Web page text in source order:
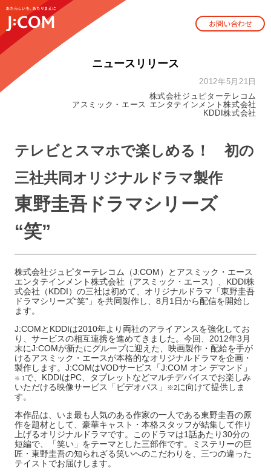
お問い合わせ
ニュースリリース
2012年5月21日
株式会社ジュピターテレコム
アスミック・エース エンタテインメント株式会社
KDDI株式会社
テレビとスマホで楽しめる！ 初の
三社共同オリジナルドラマ製作
東野圭吾ドラマシリーズ
“笑”
株式会社ジュピターテレコム（J:COM）とアスミック・エース
エンタテインメント株式会社（アスミック・エース）、KDDI株
式会社（KDDI）の三社は初めて、オリジナルドラマ「東野圭吾
ドラマシリーズ“笑”」を共同製作し、8月1日から配信を開始し
ます。
J:COMとKDDIは2010年より両社のアライアンスを強化してお
り、サービスの相互連携を進めてきました。今回、2012年3月
末にJ:COMが新たにグループに迎えた、映画製作・配給を手が
けるアスミック・エースが本格的なオリジナルドラマを企画・
製作します。J:COMはVODサービス「J:COM オン デマンド」
※ 1で、KDDIはPC、タブレットなどマルチデバイスでお楽しみ
いただける映像サービス「ビデオパス」
※2に向けて提供しま
す。
本作品は、いま最も人気のある作家の一人である東野圭吾の原
作を題材として、豪華キャスト・本格スタッフが結集して作り
上げるオリジナルドラマです。このドラマは1話あたり30分の
短編で、「笑い」をテーマとした三部作です。ミステリーの巨
匠・東野圭吾の知られざる笑いへのこだわりを、三つの違った
テイストでお届けします。